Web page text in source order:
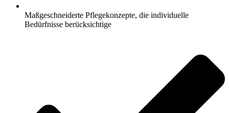
Maßgeschneiderte Pflegekonzepte, die individuelle
Bedürfnisse berücksichtige